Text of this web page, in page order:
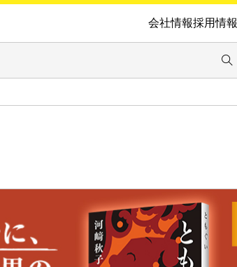
会社情報採用情報